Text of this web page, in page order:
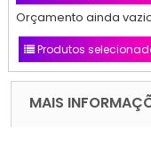
Orçamento ainda
Produtos
MAIS